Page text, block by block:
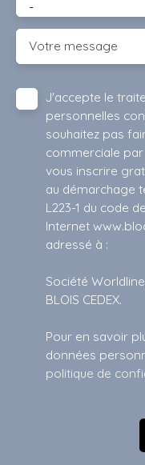
-
Votre message
J'accepte le
personnelles
souhaitez pas
commerciale
vous inscrire
au démarchage
L223-1 du code
Internet
adressé à :
Société
BLOIS CEDEX.
Pour en savoir
données
politique de